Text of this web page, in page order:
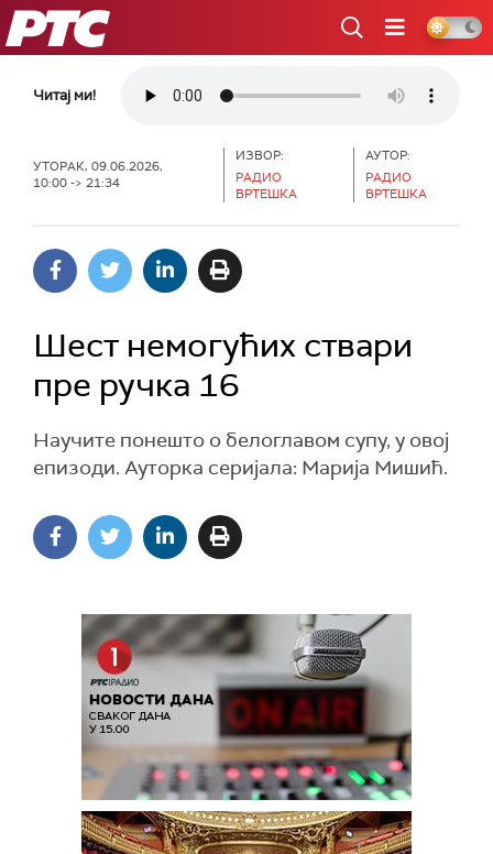
РТС
Читај ми!
УТОРАК, 09.06.2026,
10:00 -> 21:34
ИЗВОР:
РАДИО
ВРТЕШКА
АУТОР:
РАДИО
ВРТЕШКА
Шест немогућих ствари
пре ручка 16
Научите понешто о белоглавом супу, у овој
епизоди. Ауторка серијала: Марија Мишић.